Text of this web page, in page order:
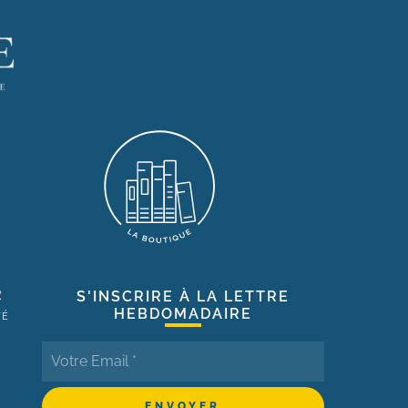
S'INSCRIRE À LA LETTRE
HEBDOMADAIRE